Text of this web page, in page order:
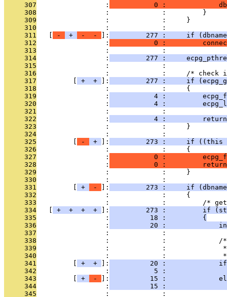
     307
                 :
0 :
     308
                 :             :         }
     309
                 :             :     }
     310
                 :             :
     311
- + - - ]:
277 :     if
     312
                 :
0 :
     313
                 :             :
     314
                 :
277 :
     315
                 :             :
     316
:             :     /* check
     317
+ + ]:
277 :     if
     318
                 :             :     {
     319
                 :
4 :
     320
                 :
4 :
     321
:             :
     322
                 :
4 :
     323
                 :             :     }
     324
                 :             :
     325
- + ]:
273 :     if ((this
     326
                 :             :     {
     327
                 :
0 :
     328
                 :
0 :
     329
                 :             :     }
     330
                 :             :
     331
+ - ]:
273 :     if
     332
                 :             :     {
     333
:             :         /*
     334
+ + + + ]:
273 :         if
     335
                 :
          18 :         {
     336
                 :
20 :
     337
                 :             :
     338
                 :             :             /*
     339
:             :
     340
:             :
     341
+ + ]:
20 :
     342
                 :
5 :
     343
+ - ]:
15 :
     344
                 :
15 :
     345
                 :             :